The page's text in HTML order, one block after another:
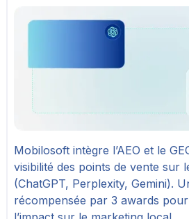
Mobilosoft intègre l’AEO et le
visibilité des points de vente sur
(ChatGPT, Perplexity, Gemini).
récompensée par 3 awards